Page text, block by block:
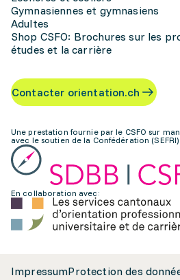
Gymnasiennes et gymnasiens
Adultes
Shop CSFO: Brochures sur les
études et la carrière
Contacter orientation.ch
Une prestation fournie par le CSFO sur
avec le soutien de la Confédération (SEFRI)
En collaboration avec:
ImpressumProtection des